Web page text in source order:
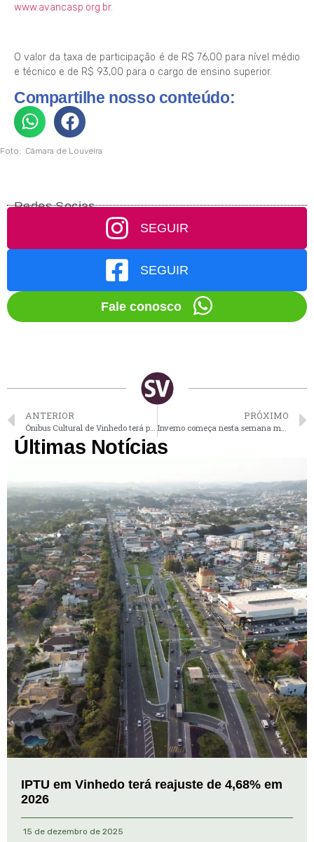
www.avancasp.org.br.
O valor da taxa de participação é de R$ 76,00 para nível médio
e técnico e de R$ 93,00 para o cargo de ensino superior.
Compartilhe nosso conteúdo:
Foto: Câmara de Louveira
Redes Socias
SEGUIR
SEGUIR
Fale conosco
ANTERIOR PRÓXIMO
Últimas Notícias
IPTU em Vinhedo terá reajuste de 4,68% em
2026
15 de dezembro de 2025